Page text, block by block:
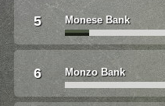
5 Monese Bank
6 Monzo Bank